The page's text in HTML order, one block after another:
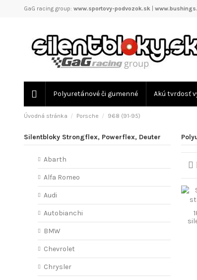
GaG racing group: www.sportovy-podvozok.sk|
Polyuretánové či gumenné Akú tvrdosť
Úvodná stránka Porsche 968 (91-95)
Silentbloky Strongflex, Powerflex, Deuter
Abarth
Alfa Romeo
Audi
Autobianchi
BMW
Chevrolet
Chrysler